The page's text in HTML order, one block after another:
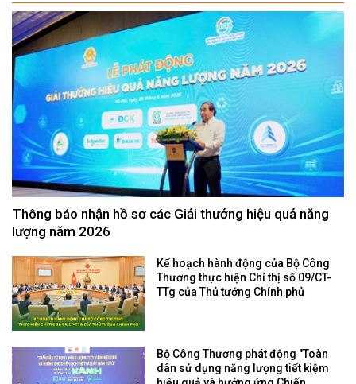
Thông báo nhận hồ sơ các Giải thưởng hiệu quả năng
lượng năm 2026
Kế hoạch hành động của Bộ Công
Thương thực hiện Chỉ thị số 09/CT-
TTg của Thủ tướng Chính phủ
Bộ Công Thương phát động "Toàn
dân sử dụng năng lượng tiết kiệm